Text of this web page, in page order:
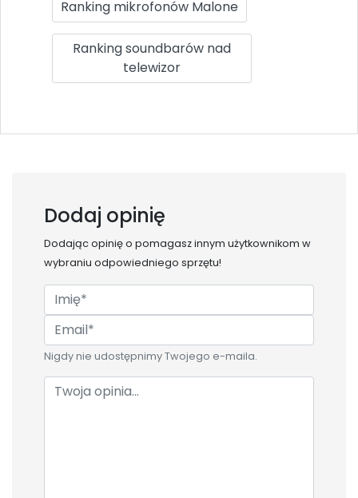
Ranking mikrofonów Malone
Ranking soundbarów nad
telewizor
Dodaj opinię
Dodając opinię o pomagasz innym użytkownikom w
wybraniu odpowiedniego sprzętu!
Nigdy nie udostępnimy Twojego e-maila.